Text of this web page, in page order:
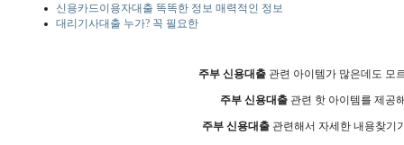
신용카드이용자대출 똑똑한 정보 매력적인 정보
대리기사대출 누가? 꼭 필요한
주부 신용대출 관련 아이템가 많은데도 모
주부 신용대출 관련 핫 아이템를 제공
주부 신용대출 관련해서 자세한 내용찾기